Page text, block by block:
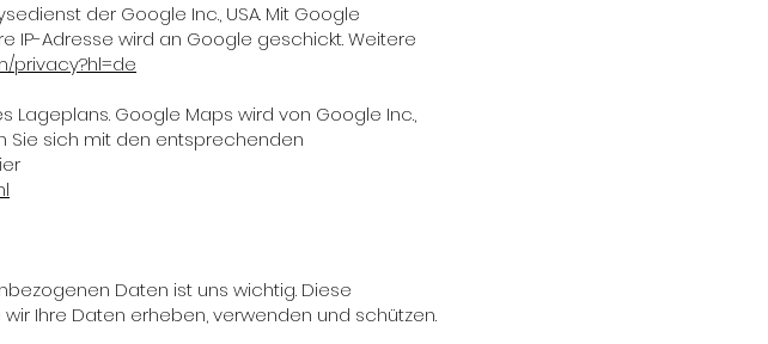
der Google Inc., USA. Mit Google
IP-Adresse wird an Google geschickt. Weitere
privacy?hl=de
Google Maps wird von Google Inc.,
Sie sich mit den entsprechenden
Daten ist uns wichtig. Diese
Ihre Daten erheben, verwenden und schützen.